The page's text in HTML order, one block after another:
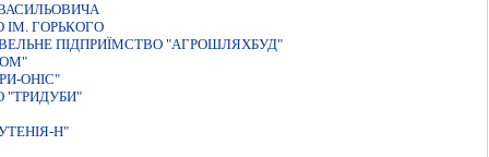
IМ. ГОРЬКОГО
ПIДПРИЇМСТВО "АГРОШЛЯХБУД"
ОНIС"
"ТРИДУБИ"
Н"